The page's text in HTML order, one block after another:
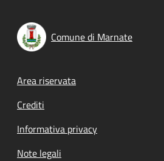
Comune di Marnate
Footer menu
Area riservata
Crediti
Informativa privacy
Note legali